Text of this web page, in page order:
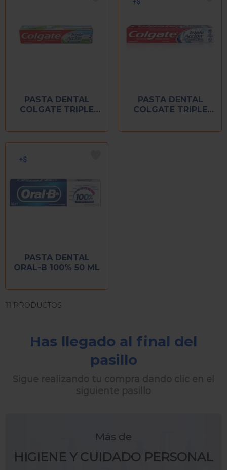
PASTA DENTAL
COLGATE TRIPLE
PASTA DENTAL
COLGATE TRIPLE
BLANCURA 50 ML
PASTA DENTAL
ORAL-B 100% 50 ML
11 PRODUCTOS
Has llegado al final del
pasillo
Más de
HIGIENE Y CUIDADO PERSONAL